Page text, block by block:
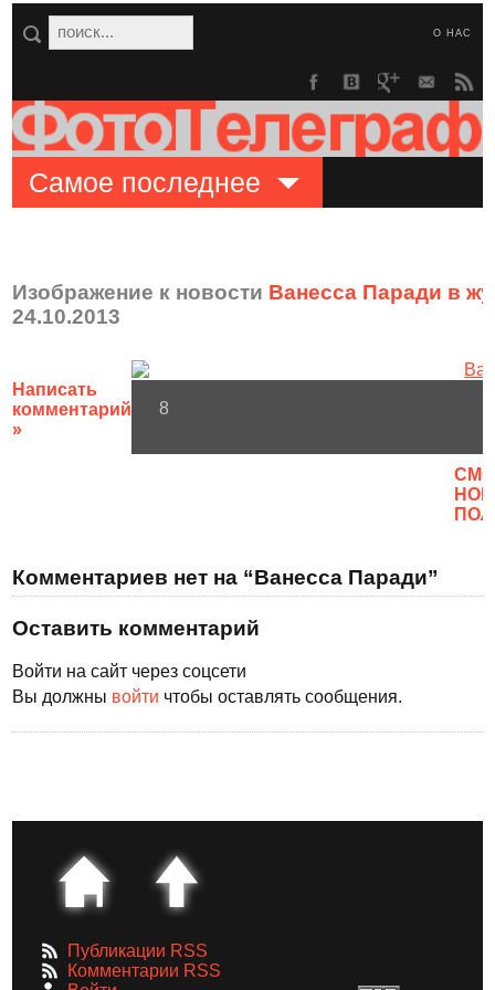
О НАС
Самое последнее
Изображение к новости Ванесса Паради в
24.10.2013
Написать
комментарий
»
8
Комментариев нет на “Ванесса Паради”
Оставить комментарий
Войти на сайт через соцсети
Вы должны войти чтобы оставлять сообщения.
Публикации RSS
Комментарии RSS